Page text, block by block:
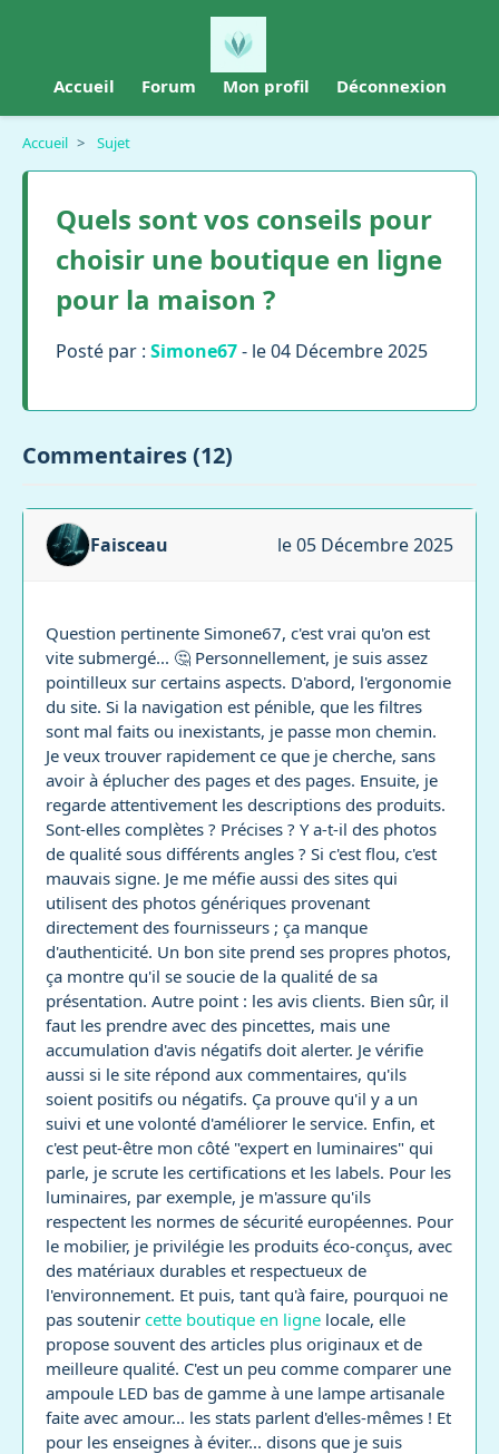
Accueil Forum Mon profil Déconnexion
Accueil > Sujet
Quels sont vos conseils pour
choisir une boutique en ligne
pour la maison ?
Posté par : Simone67- le 04 Décembre 2025
Commentaires (12)
Faisceau le 05 Décembre 2025
Question pertinente Simone67, c'est vrai qu'on est
vite submergé... 🤔 Personnellement, je suis assez
pointilleux sur certains aspects. D'abord, l'ergonomie
du site. Si la navigation est pénible, que les filtres
sont mal faits ou inexistants, je passe mon chemin.
Je veux trouver rapidement ce que je cherche, sans
avoir à éplucher des pages et des pages. Ensuite, je
regarde attentivement les descriptions des produits.
Sont-elles complètes ? Précises ? Y a-t-il des photos
de qualité sous différents angles ? Si c'est flou, c'est
mauvais signe. Je me méfie aussi des sites qui
utilisent des photos génériques provenant
directement des fournisseurs ; ça manque
d'authenticité. Un bon site prend ses propres photos,
ça montre qu'il se soucie de la qualité de sa
présentation. Autre point : les avis clients. Bien sûr, il
faut les prendre avec des pincettes, mais une
accumulation d'avis négatifs doit alerter. Je vérifie
aussi si le site répond aux commentaires, qu'ils
soient positifs ou négatifs. Ça prouve qu'il y a un
suivi et une volonté d'améliorer le service. Enfin, et
c'est peut-être mon côté "expert en luminaires" qui
parle, je scrute les certifications et les labels. Pour les
luminaires, par exemple, je m'assure qu'ils
respectent les normes de sécurité européennes. Pour
le mobilier, je privilégie les produits éco-conçus, avec
des matériaux durables et respectueux de
l'environnement. Et puis, tant qu'à faire, pourquoi ne
pas soutenir cette boutique en ligne locale, elle
propose souvent des articles plus originaux et de
meilleure qualité. C'est un peu comme comparer une
ampoule LED bas de gamme à une lampe artisanale
faite avec amour... les stats parlent d'elles-mêmes ! Et
pour les enseignes à éviter... disons que je suis